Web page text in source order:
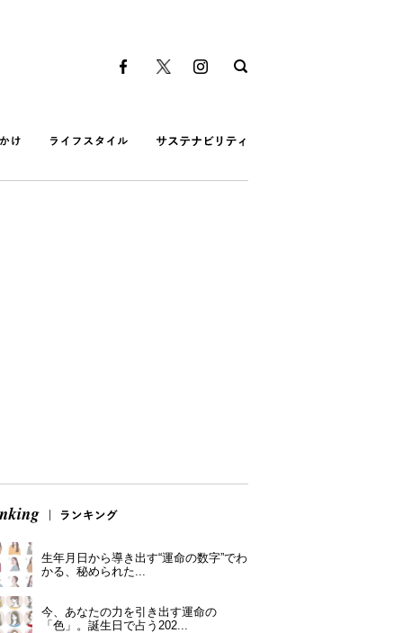
生年月日から導き出す“運命の数字”でわ
かる、秘められた...
今、あなたの力を引き出す運命の
「色」。誕生日で占う202...